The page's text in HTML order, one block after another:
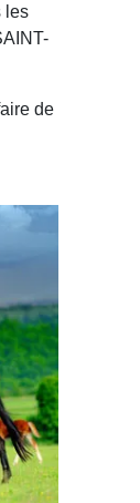
les
de